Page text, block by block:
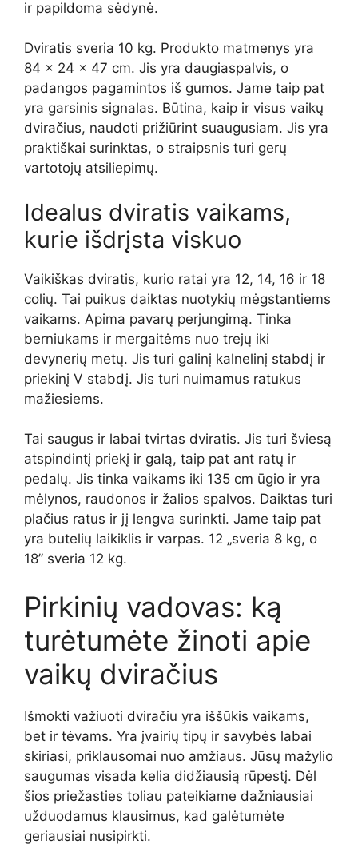
ir papildoma sėdynė.
Dviratis sveria 10 kg. Produkto matmenys yra
84 x 24 x 47 cm. Jis yra daugiaspalvis, o
padangos pagamintos iš gumos. Jame taip pat
yra garsinis signalas. Būtina, kaip ir visus vaikų
dviračius, naudoti prižiūrint suaugusiam. Jis yra
praktiškai surinktas, o straipsnis turi gerų
vartotojų atsiliepimų.
Idealus dviratis vaikams,
kurie išdrįsta viskuo
Vaikiškas dviratis, kurio ratai yra 12, 14, 16 ir 18
colių. Tai puikus daiktas nuotykių mėgstantiems
vaikams. Apima pavarų perjungimą. Tinka
berniukams ir mergaitėms nuo trejų iki
devynerių metų. Jis turi galinį kalnelinį stabdį ir
priekinį V stabdį. Jis turi nuimamus ratukus
mažiesiems.
Tai saugus ir labai tvirtas dviratis. Jis turi šviesą
atspindintį priekį ir galą, taip pat ant ratų ir
pedalų. Jis tinka vaikams iki 135 cm ūgio ir yra
mėlynos, raudonos ir žalios spalvos. Daiktas turi
plačius ratus ir jį lengva surinkti. Jame taip pat
yra butelių laikiklis ir varpas. 12 „sveria 8 kg, o
18” sveria 12 kg.
Pirkinių vadovas: ką
turėtumėte žinoti apie
vaikų dviračius
Išmokti važiuoti dviračiu yra iššūkis vaikams,
bet ir tėvams. Yra įvairių tipų ir savybės labai
skiriasi, priklausomai nuo amžiaus. Jūsų mažylio
saugumas visada kelia didžiausią rūpestį. Dėl
šios priežasties toliau pateikiame dažniausiai
užduodamus klausimus, kad galėtumėte
geriausiai nusipirkti.